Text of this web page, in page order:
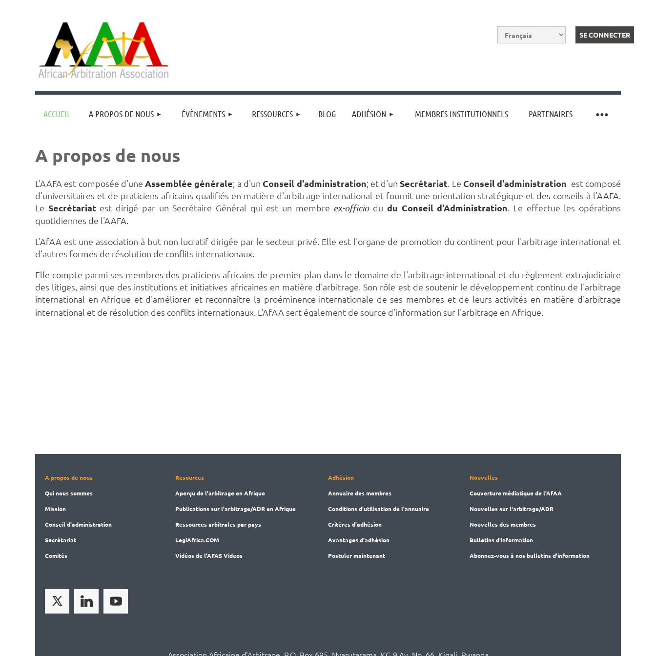
ACCUEIL A PROPOS DE NOUS ÉVÈNEMENTS RESSOURCES BLOG ADHÉSION MEMBRES INSTITUTIONNELS PARTENAIRES
≡
A propos de nous
L'AAFA est composée d'uneAssemblée générale; a d'un Conseil d'administration; et d'un Secrétariat. Le Conseil d'administration est composé
d'universitaires et de praticiens africains qualifiés en matière d'arbitrage international et fournit une orientation stratégique et des conseils à l'AAFA.
Le Secrétariatest dirigé par un Secrétaire Général qui est un membre ex-officiodu du Conseil d'Administration. Le effectue les opérations
quotidiennes de l'AAFA.
L'AfAA est une association à but non lucratif dirigée par le secteur privé. Elle est l'organe de promotion du continent pour l'arbitrage international et
d'autres formes de résolution de conflits internationaux.
Elle compte parmi ses membres des praticiens africains de premier plan dans le domaine de l'arbitrage international et du règlement extrajudiciaire
des litiges, ainsi que des institutions et initiatives africaines en matière d'arbitrage. Son rôle est de soutenir le développement continu de l'arbitrage
international en Afrique et d'améliorer et reconnaître la proéminence internationale de ses membres et de leurs activités en matière d'arbitrage
international et de résolution des conflits internationaux. L'AfAA sert également de source d'information sur l'arbitrage en Afrique.
A propos de nous
Qui nous sommes
Mission
Conseil d'administration
Secrétariat
Comités
Resources
Aperçu de l'arbitrage en Afrique
Publicationssur l'arbitrage/ADR en Afrique
Ressources arbitrales par pays
LegiAfrica.COM
Vidéos de l'AFAS Videos
Adhésion
Annuaire des membres
Conditions d'utilisation de l'annuaire
Critères d'adhésion
Avantages d'adhésion
Postuler maintenant
Nouvelles
Couverture médiatique de l'AfAA
Nouvelles sur l'arbitrage/ADR
Nouvelles des membres
Bulletins d'information
Abonnez-vous à nos bulletins d'information